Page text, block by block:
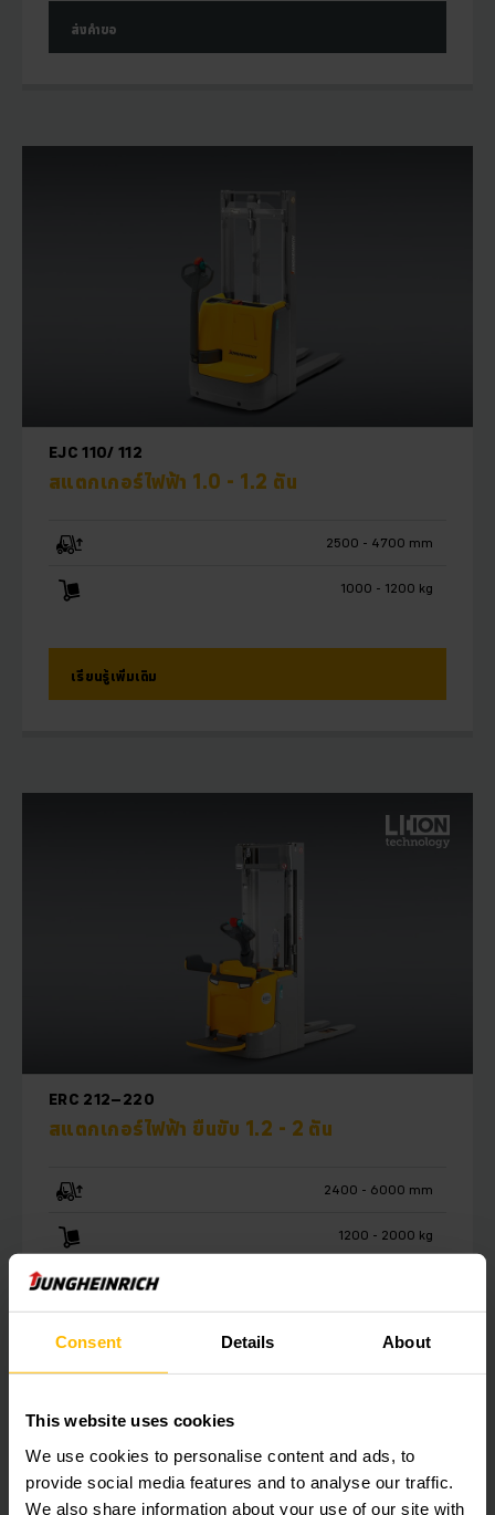
Consent Details About
This website uses cookies
We use cookies to personalise content and ads, to
provide social media features and to analyse our traffic.
We also share information about your use of our site with
ส่งคำขอ
EJC 110/ 112
สแตกเกอร์ไฟฟ้า 1.0 - 1.2 ตัน
2500 - 4700 mm
1000 - 1200 kg
เรียนรู้เพิ่มเติม
ERC 212–220
สแตกเกอร์ไฟฟ้า ยืนขับ 1.2 - 2 ตัน
2400 - 6000 mm
1200 - 2000 kg